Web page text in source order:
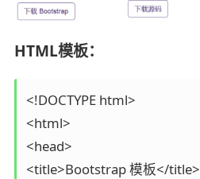
HTML模板：
<!DOCTYPE html>
<html>
<head>
<title>Bootstrap 模板</title>